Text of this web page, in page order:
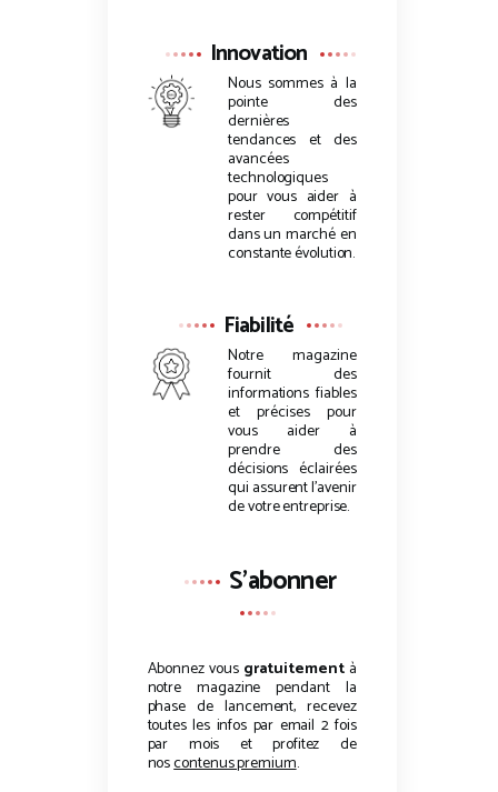
Innovation
Nous sommes à la
pointe des
dernières
tendances et des
avancées
technologiques
pour vous aider à
rester compétitif
dans un marché en
constante évolution.
Fiabilité
Notre magazine
fournit des
informations fiables
et précises pour
vous aider à
prendre des
décisions éclairées
qui assurent l’avenir
de votre entreprise.
S'abonner
Abonnez vous gratuitementà
notre magazine pendant la
phase de lancement, recevez
toutes les infos par email 2 fois
par mois et profitez de
noscontenus premium.